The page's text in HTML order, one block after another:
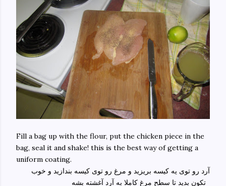
Fill a bag up with the flour, put the chicken piece in the
bag, seal it and shake! this is the best way of getting a
uniform coating.
آرد رو توی یه کیسه بریزید و مرغ رو توی کیسه بندازید و خوب